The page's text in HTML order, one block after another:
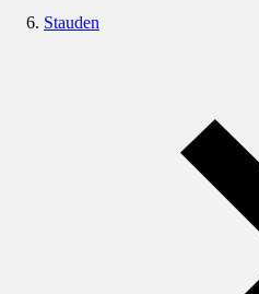
Stauden